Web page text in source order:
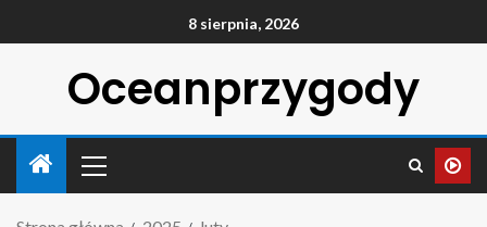
8 sierpnia, 2026
Oceanprzygody